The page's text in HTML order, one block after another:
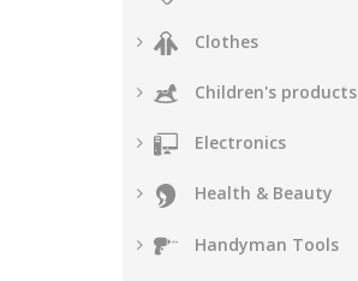
Clothes
Children's products
Electronics
Health & Beauty
Handyman Tools